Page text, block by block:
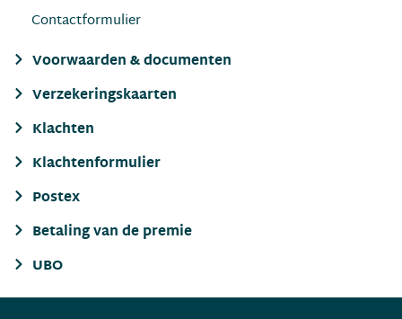
Contactformulier
Voorwaarden & documenten
Verzekeringskaarten
Klachten
Klachtenformulier
Postex
Betaling van de premie
UBO